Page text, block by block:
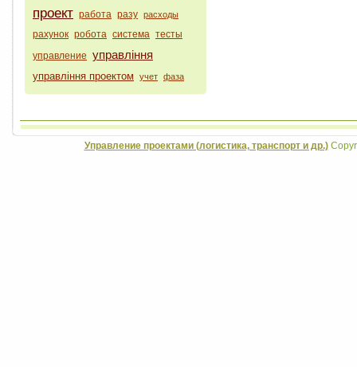
проект работа разу расходы
рахунок робота система тесты
управление управління
управління проектом учет фаза
Управление проектами (логистика, транспорт и др.)